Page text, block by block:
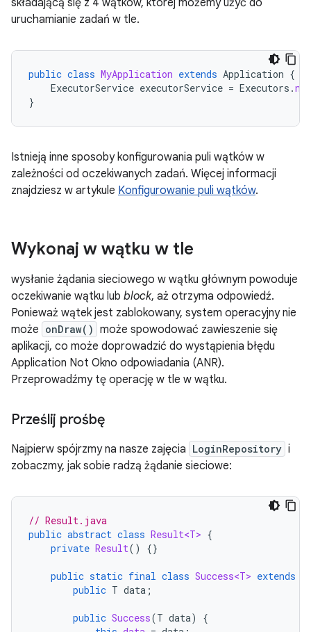
składającą się z 4 wątków, której możemy użyć do
uruchamianie zadań w tle.
public class MyApplication extends Application {
ExecutorService executorService = Executors .
}
Istnieją inne sposoby konfigurowania puli wątków w
zależności od oczekiwanych zadań. Więcej informacji
znajdziesz w artykule Konfigurowanie puli wątków.
Wykonaj w wątku w tle
wysłanie żądania sieciowego w wątku głównym powoduje
oczekiwanie wątku lub block, aż otrzyma odpowiedź.
Ponieważ wątek jest zablokowany, system operacyjny nie
może onDraw() może spowodować zawieszenie się
aplikacji, co może doprowadzić do wystąpienia błędu
Application Not Okno odpowiadania (ANR).
Przeprowadźmy tę operację w tle w wątku.
Prześlij prośbę
Najpierw spójrzmy na nasze zajęcia LoginRepository i
zobaczmy, jak sobie radzą żądanie sieciowe:
// Result.java
public abstract class Result<T> {
private Result() {}
public static final class Success<T> extends
public T data ;
public Success(T data)
{